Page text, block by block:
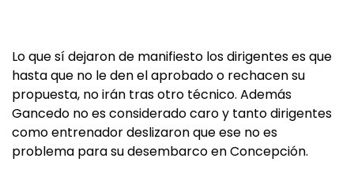
Lo que sí dejaron de manifiesto los dirigentes es que
hasta que no le den el aprobado o rechacen su
propuesta, no irán tras otro técnico. Además
Gancedo no es considerado caro y tanto dirigentes
como entrenador deslizaron que ese no es
problema para su desembarco en Concepción.